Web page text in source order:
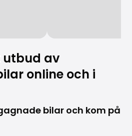
utbud av
online och i
bilar och kom på